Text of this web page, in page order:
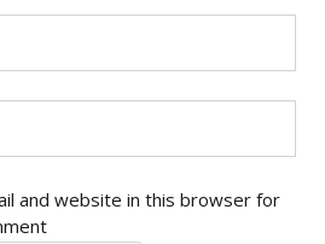
and website in this browser for